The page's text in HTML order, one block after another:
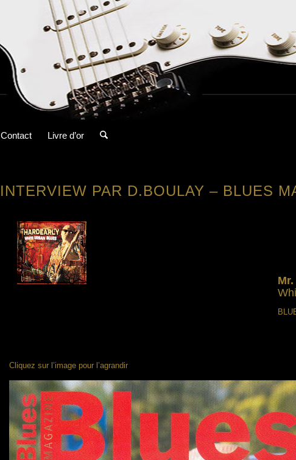
Contact Livre d’or
INTERVIEW PAR D.BOULAY – BLUES
Cliquez sur l’image pour l’agrandir